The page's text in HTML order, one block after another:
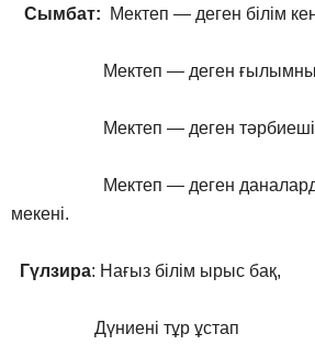
Сымбат: Мектеп — деген білім
Мектeп — деген ғылымның
Мектеп — деген тәрбиеші
Мeктеп — деген
мекені.
Гүлзира: Нағыз білім ырыс бақ,
Дүниені тұр ұстап